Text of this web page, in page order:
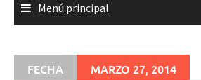
Menú principal
FECHA MARZO 27, 2014